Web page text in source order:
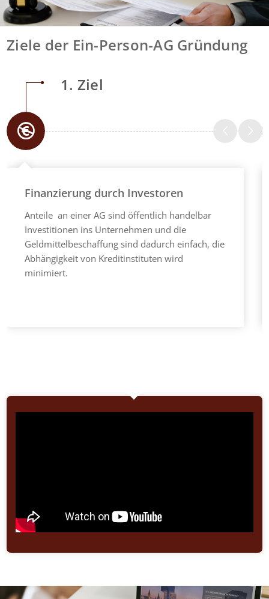
Ziele der Ein-Person-AG Gründung
1. Ziel
Finanzierung durch Investoren
Anteile an einer AG sind öffentlich handelbar
Investitionen ins Unternehmen und die
Geldmittelbeschaffung sind dadurch einfach, die
Abhängigkeit von Kreditinstituten wird
minimiert.